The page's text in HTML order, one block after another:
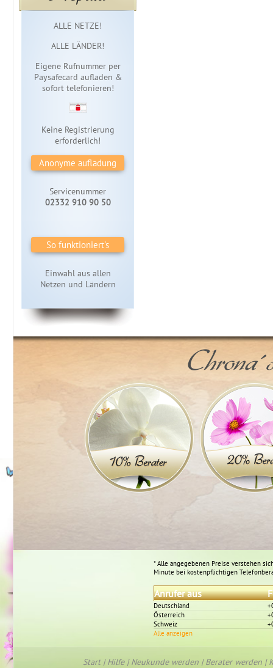
Sofortzugang
ALLE NETZE!
ALLE LÄNDER!
Eigene Rufnummer per
Paysafecard aufladen &
sofort telefonieren!
Keine Registrierung
erforderlich!
Anonyme aufladung
Servicenummer
02332 910 90 50
So funktioniert's
Einwahl aus allen
Netzen und Ländern
* Alle angegebenen Preise verstehen
Minute bei kostenpflichtigen
Anrufer aus
Deutschland
Österreich
Schweiz
Alle anzeigen
Start|Hilfe|Neukunde werden |Berater werden |